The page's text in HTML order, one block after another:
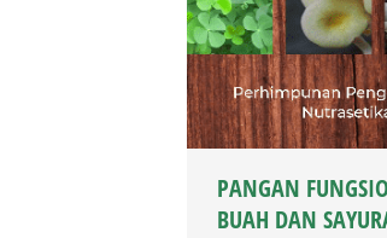
PANGAN
BUAH DAN